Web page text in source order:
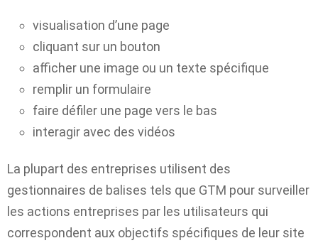
visualisation d’une page
cliquant sur un bouton
afficher une image ou un texte spécifique
remplir un formulaire
faire défiler une page vers le bas
interagir avec des vidéos
La plupart des entreprises utilisent des
gestionnaires de balises tels que GTM pour surveiller
les actions entreprises par les utilisateurs qui
correspondent aux objectifs spécifiques de leur site